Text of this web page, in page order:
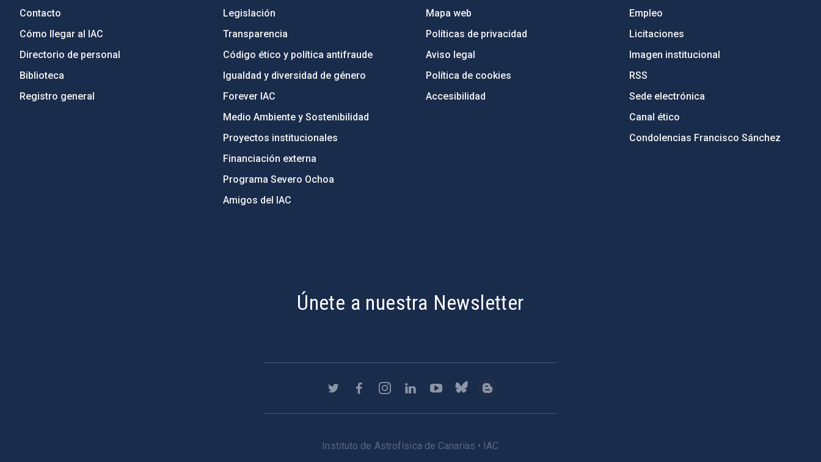
Contacto
Cómo llegar al IAC
Directorio de personal
Biblioteca
Registro general
Legislación
Transparencia
Código ético y política antifraude
Igualdad y diversidad de género
Forever IAC
Medio Ambiente y Sostenibilidad
Proyectos institucionales
Financiación externa
Programa Severo Ochoa
Amigos del IAC
Mapa web
Políticas de privacidad
Aviso legal
Política de cookies
Accesibilidad
Empleo
Licitaciones
Imagen institucional
RSS
Sede electrónica
Canal ético
Condolencias Francisco Sánchez
Únete a nuestra Newsletter
Instituto de Astrofísica de Canarias • IAC